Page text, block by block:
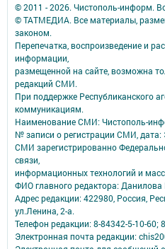
© 2011 - 2026. Чистополь-информ.
© ТАТМЕДИА. Все материалы,
законом.
Перепечатка, воспроизведение и
информации,
размещенной на сайте, возможна
редакций СМИ.
При поддержке Республиканского
коммуникациям.
Наименование СМИ: Чистополь-
№ записи о регистрации СМИ,
СМИ зарегистрированно
связи,
информационных технологий и
ФИО главного редактора:
Адрес редакции: 422980, Россия,
ул.Ленина, 2-а.
Телефон редакции: 8-84342-5-10-
Электронная почта редакции: